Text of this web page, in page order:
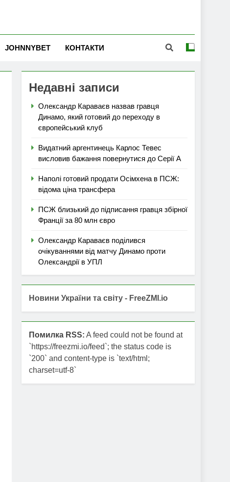
JOHNNYBET КОНТАКТИ
Недавні записи
Олександр Караваєв назвав гравця
Динамо, який готовий до переходу в
європейський клуб
Видатний аргентинець Карлос Тевес
висловив бажання повернутися до Серії А
Наполі готовий продати Осімхена в ПСЖ:
відома ціна трансфера
ПСЖ близький до підписання гравця збірної
Франції за 80 млн євро
Олександр Караваєв поділився
очікуваннями від матчу Динамо проти
Олександрії в УПЛ
Новини України та світу - FreeZMI.io
Помилка RSS: A feed could not be found at
`https://freezmi.io/feed`; the status code is
`200` and content-type is `text/html;
charset=utf-8`